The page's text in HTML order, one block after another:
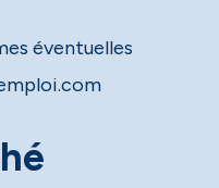
éventuelles